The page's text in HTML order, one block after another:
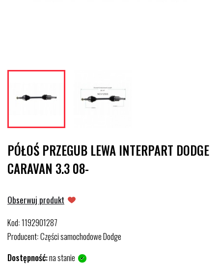
PÓŁOŚ PRZEGUB LEWA INTERPART DODGE
CARAVAN 3.3 08-
Obserwuj produkt
Kod:1192901287
Producent:Części samochodowe Dodge
Dostępność:na stanie